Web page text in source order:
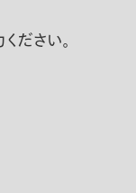
ださい。